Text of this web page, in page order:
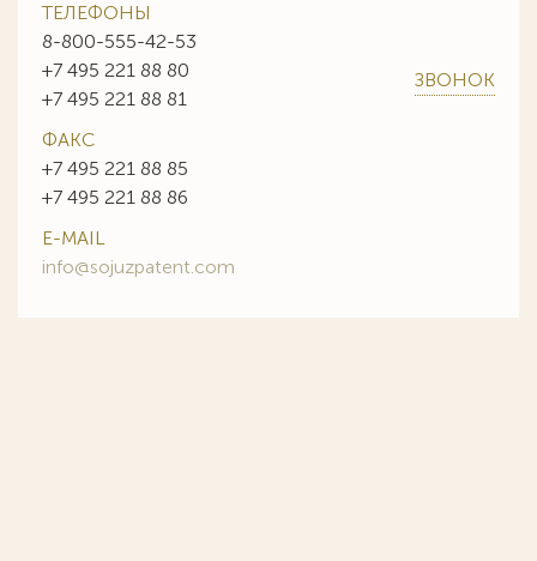
ТЕЛЕФОНЫ
8-800-555-42-53
+7 495 221 88 80
+7 495 221 88 81
ЗВОНОК
ФАКС
+7 495 221 88 85
+7 495 221 88 86
E-MAIL
info@sojuzpatent.com